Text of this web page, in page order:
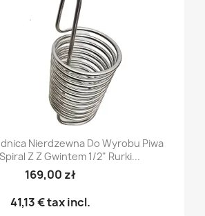
Nierdzewna Do Wyrobu Piwa
Z Z Gwintem 1/2" Rurki...
169,00 zł
41,13 €tax incl.